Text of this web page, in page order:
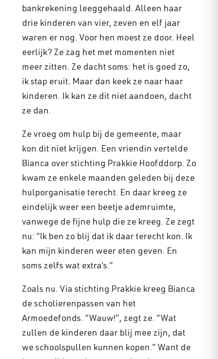
bankrekening leeggehaald. Alleen haar
drie kinderen van vier, zeven en elf jaar
waren er nog. Voor hen moest ze door. Heel
eerlijk? Ze zag het met momenten niet
meer zitten. Ze dacht soms: het is goed zo,
ik stap eruit. Maar dan keek ze naar haar
kinderen. Ik kan ze dit niet aandoen, dacht
ze dan.
Ze vroeg om hulp bij de gemeente, maar
kon dit niet krijgen. Een vriendin vertelde
Bianca over stichting Prakkie Hoofddorp. Zo
kwam ze enkele maanden geleden bij deze
hulporganisatie terecht. En daar kreeg ze
eindelijk weer een beetje ademruimte,
vanwege de fijne hulp die ze kreeg. Ze zegt
nu: “Ik ben zo blij dat ik daar terecht kon. Ik
kan mijn kinderen weer eten geven. En
soms zelfs wat extra’s.”
Zoals nu. Via stichting Prakkie kreeg Bianca
de scholierenpassen van het
Armoedefonds. “Wauw!”, zegt ze. “Wat
zullen de kinderen daar blij mee zijn, dat
we schoolspullen kunnen kopen.” Want de